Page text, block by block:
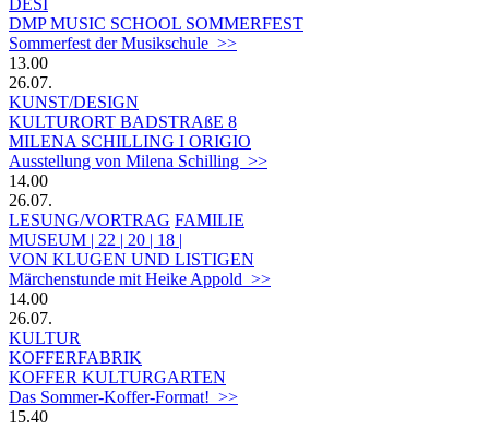
DMP MUSIC SCHOOL SOMMERFEST
Sommerfest der Musikschule >>
13.00
26.07.
KUNST/DESIGN
KULTURORT BADSTRAßE 8
MILENA SCHILLING I ORIGIO
Ausstellung von Milena Schilling >>
14.00
26.07.
LESUNG/VORTRAG FAMILIE
MUSEUM | 22 | 20 | 18 |
VON KLUGEN UND LISTIGEN
Märchenstunde mit Heike Appold >>
14.00
26.07.
KULTUR
KOFFERFABRIK
KOFFER KULTURGARTEN
Das Sommer-Koffer-Format! >>
15.40